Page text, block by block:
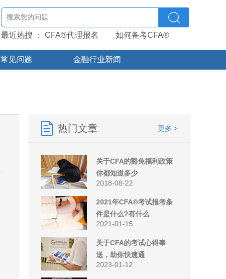
最近热搜 ： CFA®代理报名 如何备考CFA®
常见问题 金融行业新闻
更多 >
热门文章
关于CFA的豁免福利政策
你都知道多少
2018-08-22
2021年CFA®考试报考条
件是什么?有什么
2021-01-15
关于CFA的考试心得奉
送，助你快速通
2023-01-12